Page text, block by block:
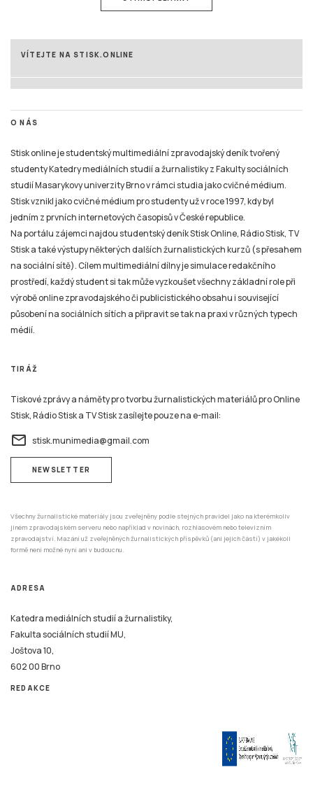
VÍTEJTE NA STISK.ONLINE
O NÁS
Stisk online je studentský multimediální zpravodajský deník tvořený
studenty Katedry mediálních studií a žurnalistiky z Fakulty sociálních
studií Masarykovy univerzity Brno v rámci studia jako cvičné médium.
Stisk vznikl jako cvičné médium pro studenty už v roce 1997, kdy byl
jedním z prvních internetových časopisů v České republice.
Na portálu zájemci najdou studentský deník Stisk Online, Rádio Stisk, TV
Stisk a také výstupy některých dalších žurnalistických kurzů (s přesahem
na sociální sítě). Cílem multimediální dílny je simulace redakčního
prostředí, každý student si tak může vyzkoušet všechny základní role při
výrobě online zpravodajského či publicistického obsahu i související
působení na sociálních sítích a připravit se tak na praxi v různých typech
médií.
TIRÁŽ
Tiskové zprávy a náměty pro tvorbu žurnalistických materiálů pro Online
Stisk, Rádio Stisk a TV Stisk zasílejte pouze na e-mail:
email stisk.munimedia@gmail.com
NEWSLETTER
Všechny žurnalistické materiály jsou zveřejněny podle stejných pravidel jako na kterémkoliv
jiném zpravodajském serveru nebo například v novinách, rozhlasovém nebo televizním
zpravodajství. Mazání už zveřejněných žurnalistických příspěvků (ani jejich částí) v jakékoli
formě není možné nyní ani v budoucnu.
ADRESA
Katedra mediálních studií a žurnalistiky,
Fakulta sociálních studií MU,
Joštova 10,
602 00 Brno
REDAKCE